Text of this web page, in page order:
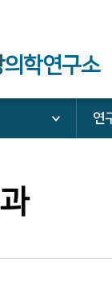
의학연구소
연